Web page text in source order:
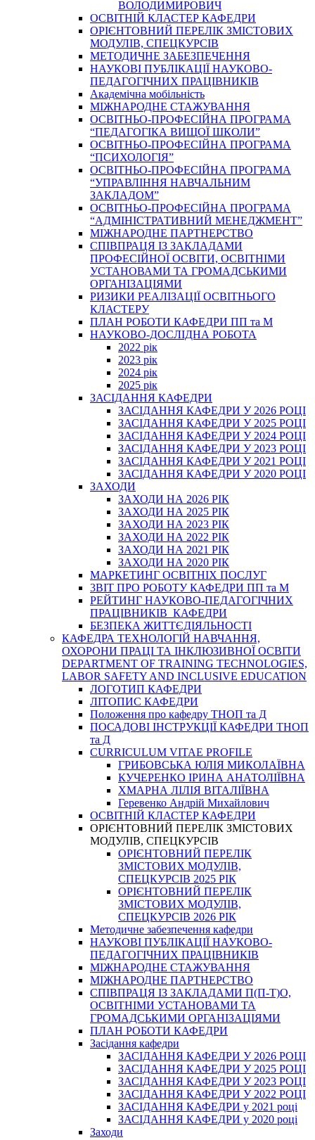
ВОЛОДИМИРОВИЧ
ОСВІТНІЙ КЛАСТЕР КАФЕДРИ
ОРІЄНТОВНИЙ ПЕРЕЛІК ЗМІСТОВИХ
МОДУЛІВ, СПЕЦКУРСІВ
МЕТОДИЧНЕ ЗАБЕЗПЕЧЕННЯ
НАУКОВІ ПУБЛІКАЦІЇ НАУКОВО-
ПЕДАГОГІЧНИХ ПРАЦІВНИКІВ
Академічна мобільність
МІЖНАРОДНЕ СТАЖУВАННЯ
ОСВІТНЬО-ПРОФЕСІЙНА ПРОГРАМА
“ПЕДАГОГІКА ВИЩОЇ ШКОЛИ”
ОСВІТНЬО-ПРОФЕСІЙНА ПРОГРАМА
“ПСИХОЛОГІЯ”
ОСВІТНЬО-ПРОФЕСІЙНА ПРОГРАМА
“УПРАВЛІННЯ НАВЧАЛЬНИМ
ЗАКЛАДОМ”
ОСВІТНЬО-ПРОФЕСІЙНА ПРОГРАМА
“АДМІНІСТРАТИВНИЙ МЕНЕДЖМЕНТ”
МІЖНАРОДНЕ ПАРТНЕРСТВО
СПІВПРАЦЯ ІЗ ЗАКЛАДАМИ
ПРОФЕСІЙНОЇ ОСВІТИ, ОСВІТНІМИ
УСТАНОВАМИ ТА ГРОМАДСЬКИМИ
ОРГАНІЗАЦІЯМИ
РИЗИКИ РЕАЛІЗАЦІЇ ОСВІТНЬОГО
КЛАСТЕРУ
ПЛАН РОБОТИ КАФЕДРИ ПП та М
НАУКОВО-ДОСЛІДНА РОБОТА
2022 рік
2023 рік
2024 рік
2025 рік
ЗАСІДАННЯ КАФЕДРИ
ЗАСІДАННЯ КАФЕДРИ У 2026 РОЦІ
ЗАСІДАННЯ КАФЕДРИ У 2025 РОЦІ
ЗАСІДАННЯ КАФЕДРИ У 2024 РОЦІ
ЗАСІДАННЯ КАФЕДРИ У 2023 РОЦІ
ЗАСІДАННЯ КАФЕДРИ У 2021 РОЦІ
ЗАСІДАННЯ КАФЕДРИ У 2020 РОЦІ
ЗАХОДИ
ЗАХОДИ НА 2026 РІК
ЗАХОДИ НА 2025 РІК
ЗАХОДИ НА 2023 РІК
ЗАХОДИ НА 2022 РІК
ЗАХОДИ НА 2021 РІК
ЗАХОДИ НА 2020 РІК
МАРКЕТИНГ ОСВІТНІХ ПОСЛУГ
3BIT ПРО РОБОТУ КАФЕДРИ ПП та М
РЕЙТИНГ НАУКОВО-ПЕДАГОГІЧНИХ
ПРАЦІВНИКІВ КАФЕДРИ
БЕЗПЕКА ЖИТТЄДІЯЛЬНОСТІ
КАФЕДРА ТЕХНОЛОГІЙ НАВЧАННЯ,
ОХОРОНИ ПРАЦІ ТА ІНКЛЮЗИВНОЇ ОСВІТИ
DEPARTMENT OF TRAINING TECHNOLOGIES,
LABOR SAFETY AND INCLUSIVE EDUCATION
ЛОГОТИП КАФЕДРИ
ЛІТОПИС КАФЕДРИ
Положення про кафедру ТНОП та Д
ПОСАДОВІ ІНСТРУКЦІЇ КАФЕДРИ ТНОП
та Д
CURRICULUM VITAE PROFILE
ГРИБОВСЬКА ЮЛІЯ МИКОЛАЇВНА
КУЧЕРЕНКО ІРИНА АНАТОЛІЇВНА
ХМАРНА ЛІЛІЯ ВІТАЛІЇВНА
Геревенко Андрій Михайлович
ОСВІТНІЙ КЛАСТЕР КАФЕДРИ
ОРІЄНТОВНИЙ ПЕРЕЛІК ЗМІСТОВИХ
МОДУЛІВ, СПЕЦКУРСІВ
ОРІЄНТОВНИЙ ПЕРЕЛІК
ЗМІСТОВИХ МОДУЛІВ,
СПЕЦКУРСІВ 2025 РІК
ОРІЄНТОВНИЙ ПЕРЕЛІК
ЗМІСТОВИХ МОДУЛІВ,
СПЕЦКУРСІВ 2026 РІК
Методичне забезпечення кафедри
НАУКОВІ ПУБЛІКАЦІЇ НАУКОВО-
ПЕДАГОГІЧНИХ ПРАЦІВНИКІВ
МІЖНАРОДНЕ СТАЖУВАННЯ
МІЖНАРОДНЕ ПАРТНЕРСТВО
СПІВПРАЦЯ ІЗ ЗАКЛАДАМИ П(П-Т)О,
ОСВІТНІМИ УСТАНОВАМИ ТА
ГРОМАДСЬКИМИ ОРГАНІЗАЦІЯМИ
ПЛАН РОБОТИ КАФЕДРИ
Засідання кафедри
ЗАСІДАННЯ КАФЕДРИ У 2026 РОЦІ
ЗАСІДАННЯ КАФЕДРИ У 2025 РОЦІ
ЗАСІДАННЯ КАФЕДРИ У 2023 РОЦІ
ЗАСІДАННЯ КАФЕДРИ У 2022 РОЦІ
ЗАСІДАННЯ КАФЕДРИ у 2021 році
ЗАСІДАННЯ КАФЕДРИ у 2020 році
Заходи